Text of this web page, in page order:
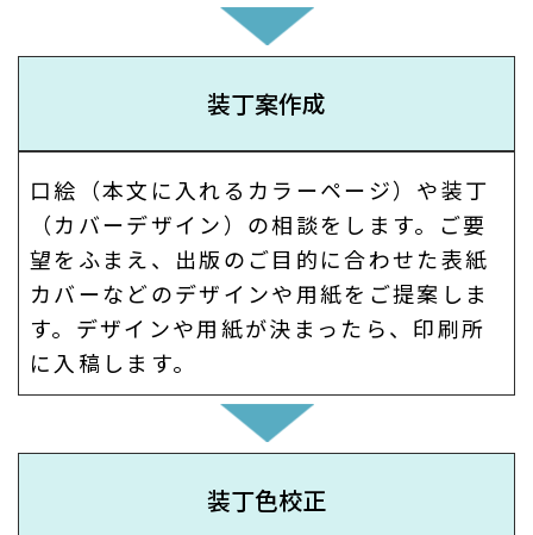
装丁案作成
口絵（本文に入れるカラーページ）や装丁
（カバーデザイン）の相談をします。ご要
望をふまえ、出版のご目的に合わせた表紙
カバーなどのデザインや用紙をご提案しま
す。デザインや用紙が決まったら、印刷所
に入稿します。
装丁色校正